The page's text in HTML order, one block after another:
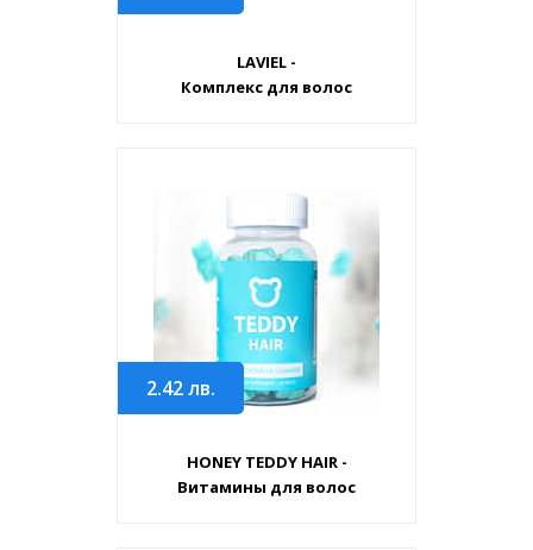
LAVIEL -
Комплекс для волос
2.42лв.
HONEY TEDDY HAIR -
Витамины для волос